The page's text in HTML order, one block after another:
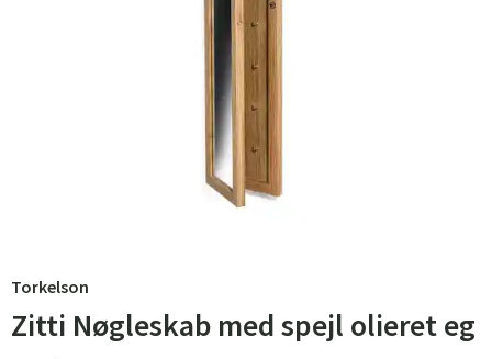
Torkelson
Zitti Nøgleskab med spejl olieret eg